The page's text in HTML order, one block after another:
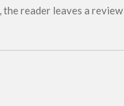
reader leaves a